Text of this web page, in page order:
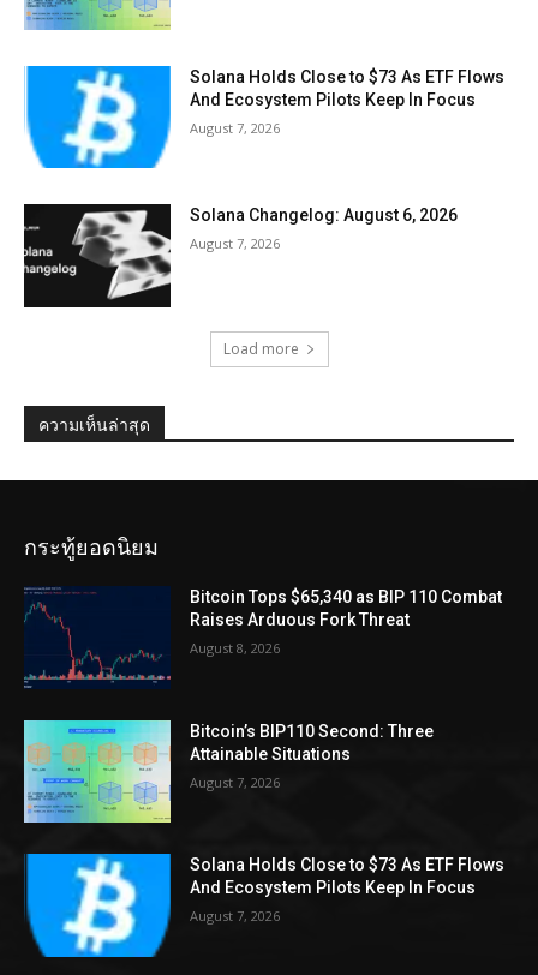
Solana Holds Close to $73 As ETF Flows
And Ecosystem Pilots Keep In Focus
August 7, 2026
Solana Changelog: August 6, 2026
August 7, 2026
Load more
ความเห็นล่าสุด
กระทู้ยอดนิยม
Bitcoin Tops $65,340 as BIP 110 Combat
Raises Arduous Fork Threat
August 8, 2026
Bitcoin’s BIP110 Second: Three
Attainable Situations
August 7, 2026
Solana Holds Close to $73 As ETF Flows
And Ecosystem Pilots Keep In Focus
August 7, 2026